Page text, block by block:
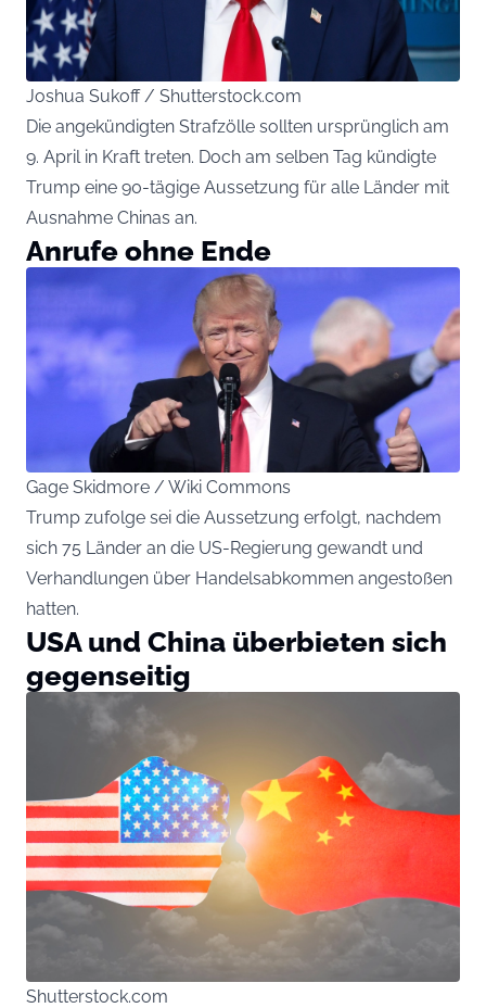
Joshua Sukoff / Shutterstock.com
Die angekündigten Strafzölle sollten ursprünglich am
9. April in Kraft treten. Doch am selben Tag kündigte
Trump eine 90-tägige Aussetzung für alle Länder mit
Ausnahme Chinas an.
Anrufe ohne Ende
Gage Skidmore / Wiki Commons
Trump zufolge sei die Aussetzung erfolgt, nachdem
sich 75 Länder an die US-Regierung gewandt und
Verhandlungen über Handelsabkommen angestoßen
hatten.
USA und China überbieten sich
gegenseitig
Shutterstock.com